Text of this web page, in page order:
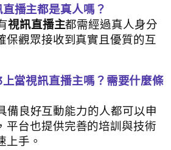
播主都是真人嗎？
視訊直播主都需經過真人身分
保觀眾接收到真實且優質的互
當視訊直播主嗎？需要什麼條
備良好互動能力的人都可以申
，平台也提供完善的培訓與技術
上手。